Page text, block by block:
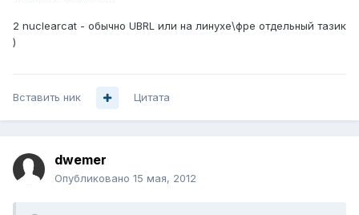
2 nuclearcat - обычно UBRL или на линухе\фре отдельный тазик
)
Вставить ник Цитата
dwemer
Опубликовано 15 мая, 2012